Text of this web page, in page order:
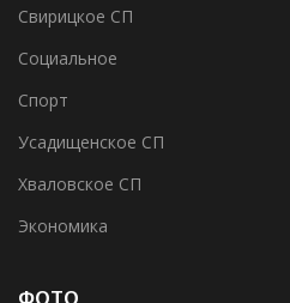
Разное
Свирицкое СП
Социальное
Спорт
Усадищенское СП
Хваловское СП